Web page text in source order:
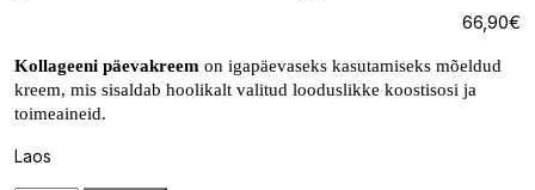
€
66,90
Kollageeni päevakreem on igapäevaseks kasutamiseks mõeldud
kreem, mis sisaldab hoolikalt valitud looduslikke koostisosi ja
toimeaineid.
Laos